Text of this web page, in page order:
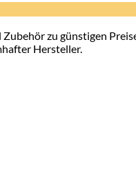
zu günstigen
Hersteller.